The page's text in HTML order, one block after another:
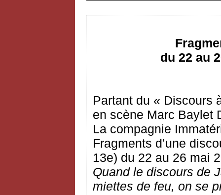
du 22 au
Partant du « Discours
en scène Marc Baylet
La compagnie
Fragments d’une
13e) du 22 au 26 mai
Quand le discours de
miettes de feu, on se